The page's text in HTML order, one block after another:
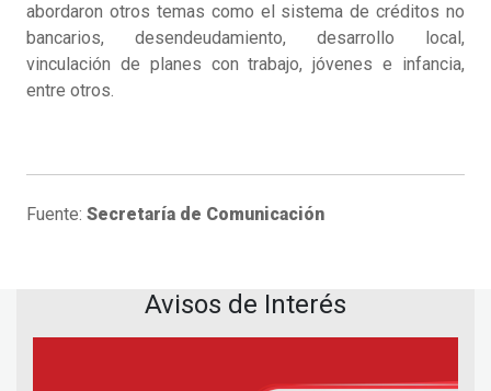
abordaron otros temas como el sistema de créditos no
bancarios, desendeudamiento, desarrollo local,
vinculación de planes con trabajo, jóvenes e infancia,
entre otros.
Fuente: Secretaría de Comunicación
Avisos de Interés